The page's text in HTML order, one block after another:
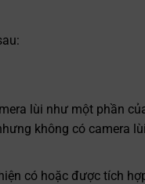
lùi như một phần
không có camera
có hoặc được tích